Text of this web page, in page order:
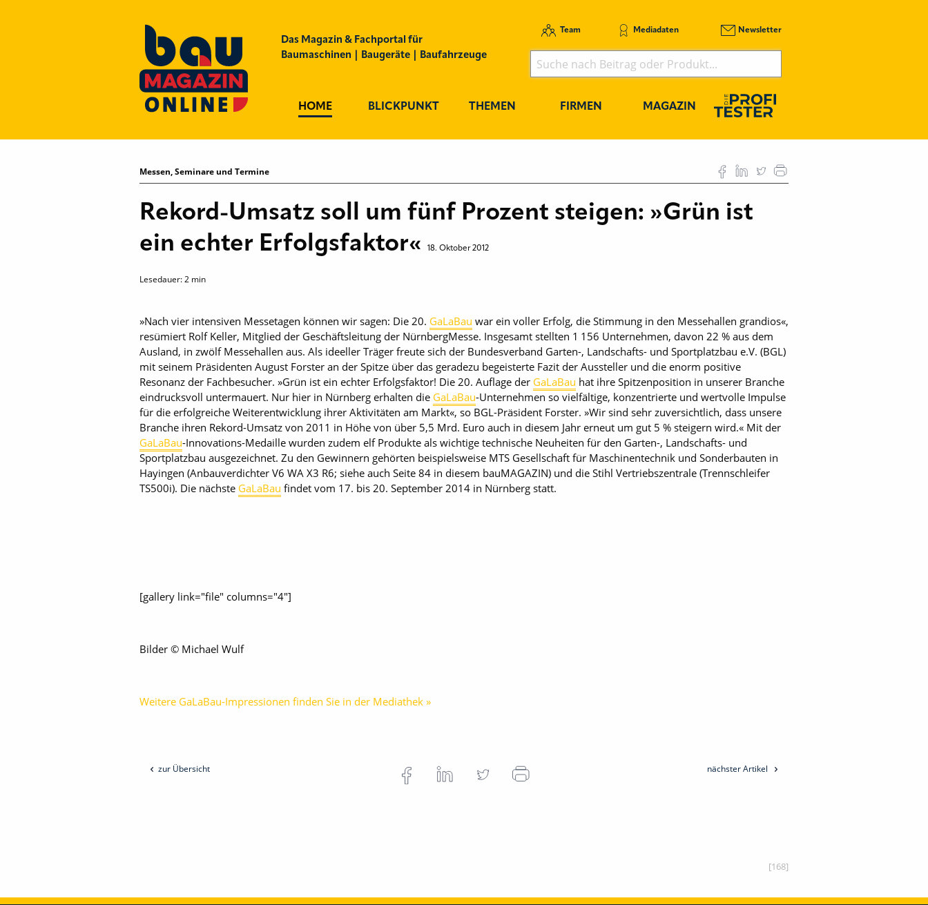
Das Magazin & Fachportal für
Baumaschinen | Baugeräte | Baufahrzeuge
Team Mediadaten Newsletter
HOME BLICKPUNKT THEMEN FIRMEN MAGAZIN
Messen, Seminare und Termine
Rekord-Umsatz soll um fünf Prozent steigen: »Grün ist
ein echter Erfolgsfaktor«
18. Oktober 2012
Lesedauer:2 min
»Nach vier intensiven Messetagen können wir sagen: Die 20. GaLaBau war ein voller Erfolg, die Stimmung in den Messehallen grandios«,
resümiert Rolf Keller, Mitglied der Geschäftsleitung der NürnbergMesse. Insgesamt stellten 1 156 Unternehmen, davon 22 % aus dem
Ausland, in zwölf Messehallen aus. Als ideeller Träger freute sich der Bundesverband Garten-, Landschafts- und Sportplatzbau e.V. (BGL)
mit seinem Präsidenten August Forster an der Spitze über das geradezu begeisterte Fazit der Aussteller und die enorm positive
Resonanz der Fachbesucher. »Grün ist ein echter Erfolgsfaktor! Die 20. Auflage der GaLaBau hat ihre Spitzenposition in unserer Branche
eindrucksvoll untermauert. Nur hier in Nürnberg erhalten die GaLaBau-Unternehmen so vielfältige, konzentrierte und wertvolle Impulse
für die erfolgreiche Weiterentwicklung ihrer Aktivitäten am Markt«, so BGL-Präsident Forster. »Wir sind sehr zuversichtlich, dass unsere
Branche ihren Rekord-Umsatz von 2011 in Höhe von über 5,5 Mrd. Euro auch in diesem Jahr erneut um gut 5 % steigern wird.« Mit der
GaLaBau-Innovations-Medaille wurden zudem elf Produkte als wichtige technische Neuheiten für den Garten-, Landschafts- und
Sportplatzbau ausgezeichnet. Zu den Gewinnern gehörten beispielsweise MTS Gesellschaft für Maschinentechnik und Sonderbauten in
Hayingen (Anbauverdichter V6 WA X3 R6; siehe auch Seite 84 in diesem bauMAGAZIN) und die Stihl Vertriebszentrale (Trennschleifer
TS500i). Die nächste GaLaBau findet vom 17. bis 20. September 2014 in Nürnberg statt.
[gallery link="file" columns="4"]
Bilder © Michael Wulf
Weitere GaLaBau-Impressionen finden Sie in der Mediathek »
zur Übersicht nächster Artikel
[168]